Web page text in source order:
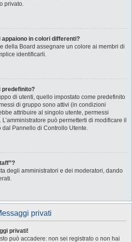
privato.
in colori differenti?
della Board assegnare un colore ai membri di
identificarli.
predefinito?
di utenti, quello impostato come predefinito
di gruppo sono attivi (in condizioni
attribuire al singolo utente, permessi
può permetterti di modificare il
Pannello di Controllo Utente.
degli amministratori e dei moderatori, dando
privati
privati!
può accadere: non sei registrato o non hai